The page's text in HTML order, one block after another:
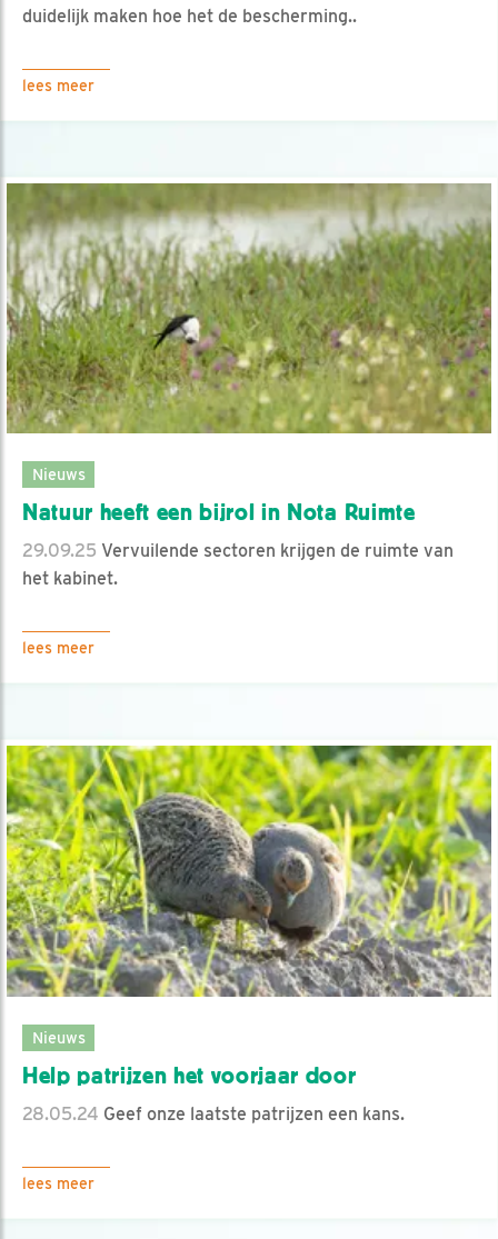
duidelijk maken hoe het de bescherming..
lees meer
Nieuws
Natuur heeft een bijrol in Nota Ruimte
29.09.25 Vervuilende sectoren krijgen de ruimte van
het kabinet.
lees meer
Nieuws
Help patrijzen het voorjaar door
28.05.24 Geef onze laatste patrijzen een kans.
lees meer